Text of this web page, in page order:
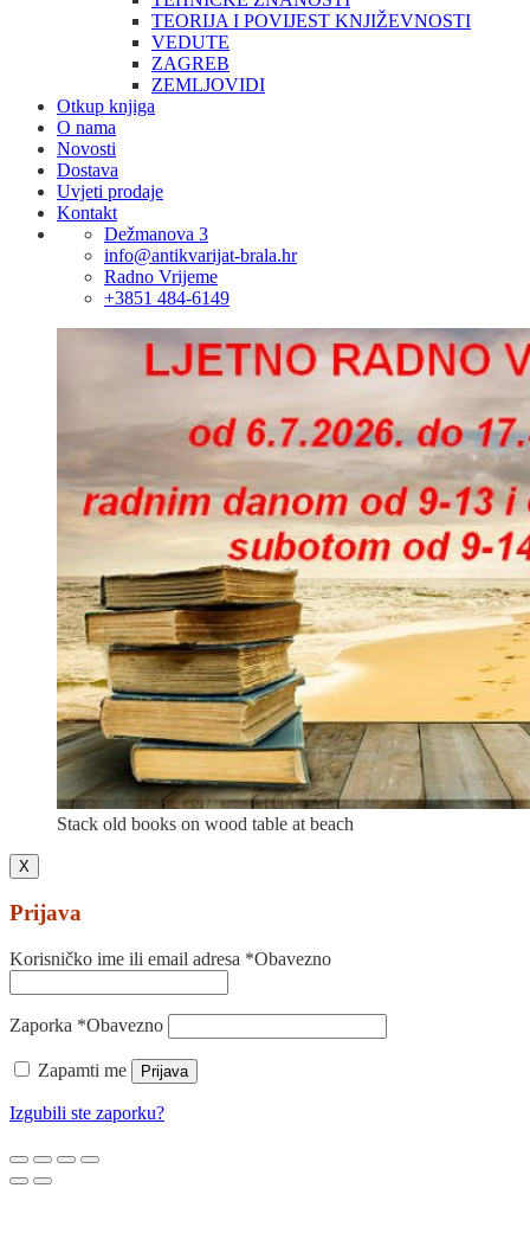
TEORIJA I POVIJEST KNJIŽEVNOSTI
VEDUTE
ZAGREB
ZEMLJOVIDI
Otkup knjiga
O nama
Novosti
Dostava
Uvjeti prodaje
Kontakt
Dežmanova 3
info@antikvarijat-brala.hr
Radno Vrijeme
+3851 484-6149
Stack old books on wood table at beach
X
Prijava
Korisničko ime ili email adresa *Obavezno
Zaporka *Obavezno
Zapamti me Prijava
Izgubili ste zaporku?